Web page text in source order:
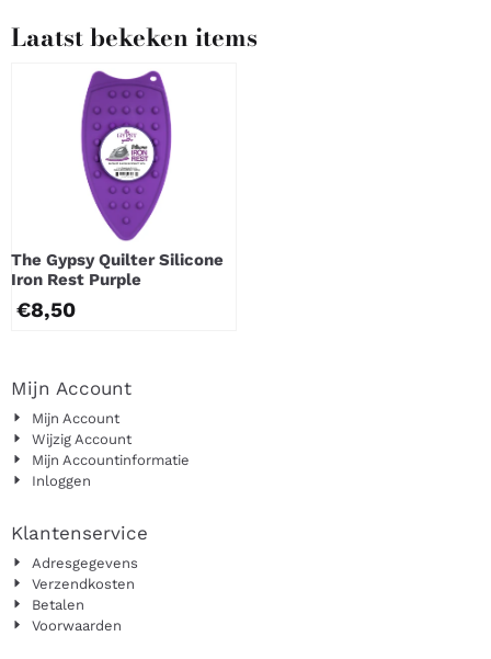
Laatst bekeken items
The Gypsy Quilter Silicone
Iron Rest Purple
€8,50
Mijn Account
Mijn Account
Wijzig Account
Mijn Accountinformatie
Inloggen
Klantenservice
Adresgegevens
Verzendkosten
Betalen
Voorwaarden